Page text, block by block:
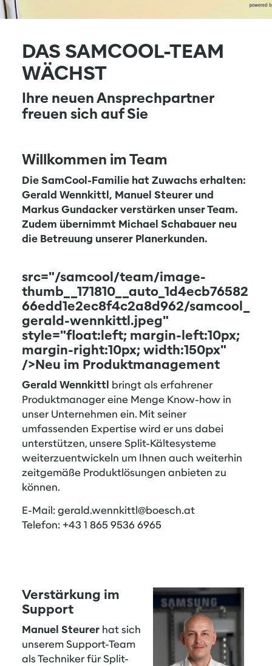
DAS SAMCOOL-TEAM
WÄCHST
Ihre neuen Ansprechpartner
freuen sich auf Sie
Willkommen im Team
Die SamCool-Familie hat Zuwachs erhalten:
Gerald Wennkittl, Manuel Steurer und
Markus Gundacker verstärken unser Team.
Zudem übernimmt Michael Schabauer neu
die Betreuung unserer Planerkunden.
src="/samcool/team/image-
thumb__171810__auto_1d4ecb76582
66edd1e2ec8f4c2a8d962/samcool_
gerald-wennkittl.jpeg"
style="float:left; margin-left:10px;
margin-right:10px; width:150px"
/>Neu im Produktmanagement
Gerald Wennkittl bringt als erfahrener
Produktmanager eine Menge Know-how in
unser Unternehmen ein. Mit seiner
umfassenden Expertise wird er uns dabei
unterstützen, unsere Split-Kältesysteme
weiterzuentwickeln um Ihnen auch weiterhin
zeitgemäße Produktlösungen anbieten zu
können.
E-Mail:gerald.wennkittl@boesch.at
Telefon: +43 1 865 9536 6965
Verstärkung im
Support
Manuel Steurer hat sich
unserem Support-Team
als Techniker für Split-